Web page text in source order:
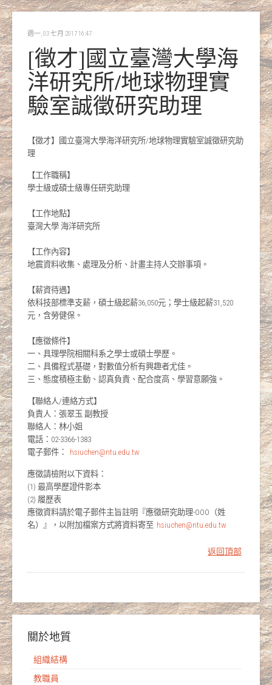
週一, 03 七月 2017 16:47
[徵才]國立臺灣大學海
洋研究所/地球物理實
驗室誠徵研究助理
【徵才】國立臺灣大學海洋研究所/地球物理實驗室誠徵研究助
理
【工作職稱】
學士級或碩士級專任研究助理
【工作地點】
臺灣大學 海洋研究所
【工作內容】
地震資料收集、處理及分析、計畫主持人交辦事項。
【薪資待遇】
依科技部標準支薪，碩士級起薪36,050元；學士級起薪31,520
元，含勞健保。
【應徵條件】
一、具理學院相關科系之學士或碩士學歷。
二、具備程式基礎，對數值分析有興趣者尤佳。
三、態度積極主動、認真負責、配合度高、學習意願強。
【聯絡人/連絡方式】
負責人：張翠玉 副教授
聯絡人：林小姐
電話：02-3366-1383
電子郵件：
hsiuchen@ntu.edu.tw
應徵請檢附以下資料：
(1) 最高學歷證件影本
(2) 履歷表
應徵資料請於電子郵件主旨註明『應徵研究助理-OOO（姓
名）』，以附加檔案方式將資料寄至 hsiuchen@ntu.edu.tw
返回頂部
關於地質
組織結構
教職員